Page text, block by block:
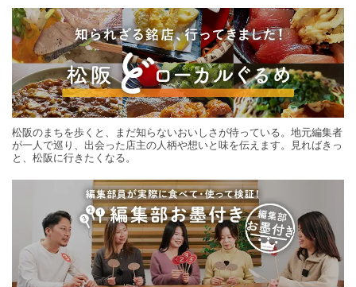
松阪のまちを歩くと、まだ知らないおいしさが待っている。地元編集者
が一人で巡り、出会った店主の人柄や想いと味を伝えます。見ればきっ
と、松阪に行きたくなる。